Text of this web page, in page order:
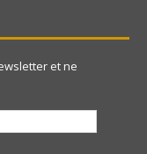
et ne